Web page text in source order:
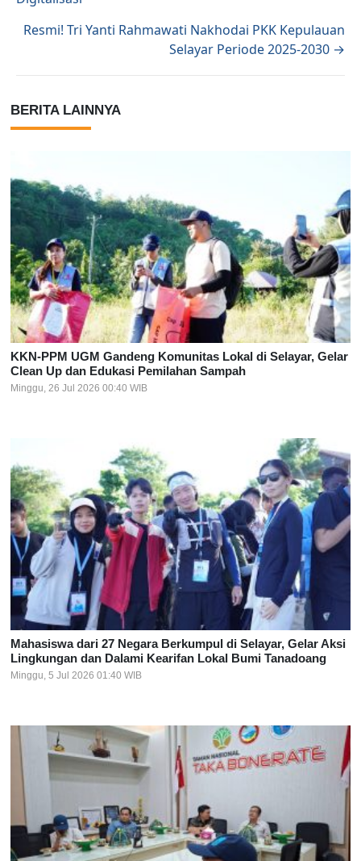
Resmi! Tri Yanti Rahmawati Nakhodai PKK Kepulauan
Selayar Periode 2025-2030 →
BERITA LAINNYA
KKN-PPM UGM Gandeng Komunitas Lokal di Selayar, Gelar
Clean Up dan Edukasi Pemilahan Sampah
Minggu, 26 Jul 2026 00:40 WIB
Mahasiswa dari 27 Negara Berkumpul di Selayar, Gelar Aksi
Lingkungan dan Dalami Kearifan Lokal Bumi Tanadoang
Minggu, 5 Jul 2026 01:40 WIB